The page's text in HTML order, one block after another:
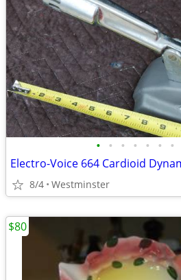
• • • • • • •
Electro-Voice 664 Cardioid
8/4 Westminster
$80